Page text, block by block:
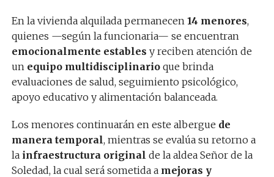
En la vivienda alquilada permanecen 14 menores,
quienes —según la funcionaria— se encuentran
emocionalmente estables y reciben atención de
un equipo multidisciplinarioque brinda
evaluaciones de salud, seguimiento psicológico,
apoyo educativo y alimentación balanceada.
Los menores continuarán en este albergue de
manera temporal, mientras se evalúa su retorno a
la infraestructura original de la aldea Señor de la
Soledad, la cual será sometida a mejoras y